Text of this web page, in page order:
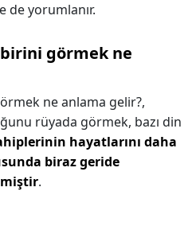
de yorumlanır.
görmek ne
ne anlama gelir?,
rüyada görmek, bazı din
hayatlarını daha
biraz geride
.